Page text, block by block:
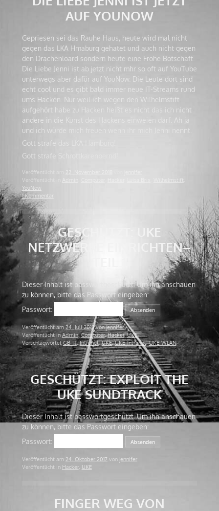
AUF YOUNOW
Gepriesen sei das Rauhe Haus, heute wird mal nicht
gegen das LKA Hmaburg gehatet und auch nicht gegen
den Drachenloard sondern heute eine Frohe Botschaft.
Die Liebe Jenni ist ab jetzt nicht mhr so oft auf YouTube
unterwegs aber dafür auf YouNow. Die Leute dort sind
echt cool und es gibt bald immer neue IT-Streams rund
ums Hacken. Nur weil ich wegen den Wilhelmstift
aufgehört habe zu Hacken heißt es nicht das ich nicht
andere in die Kunst des Hackens einweien darf. Ah ja
und ich würde mich freuen wenn ihr mich Jenni nennt.
Gott strafe das LKA Hamburg!
Gott strafe Schrottkarenbernd!
Veröffentlicht am 22. November 2018
Veröffentlicht in
Admin Wilhelmstift
YouNow
1 Kommentar
GESCHÜTZT: UKE
NETZWERKE EINRICHTEN–
Dieser Inhalt ist passwortgeschützt. Um ihn anschauen
zu können, bitte das Passwort eingeben:
Passwort:
Veröffentlicht am 24. Juli 2018vonjennifer
Veröffentlicht inAdmin,Computer,Hacker,UKE
Verschlagwortet GB-IT,Intranet,UKE,UKE-Intranet,UKE-WLAN
GESCHÜTZT: EXPLOIT THE
UKE SUNDTRACK
Dieser Inhalt ist passwortgeschützt. Um ihn anschauen
zu können, bitte das Passwort eingeben:
Passwort:
Veröffentlicht am 24. Oktober 2017 von jennifer
Veröffentlicht in Hacker, UKE
FINGER WEG VON